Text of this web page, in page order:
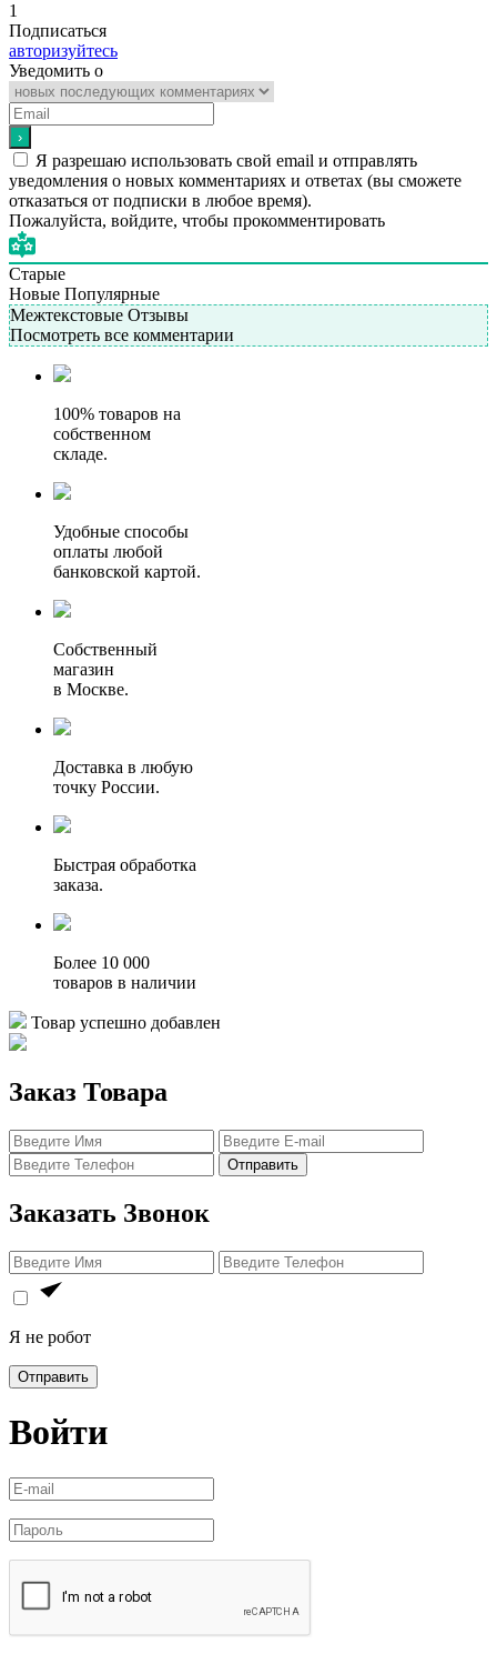
1
Подписаться
авторизуйтесь
Уведомить о
Я разрешаю использовать свой email и отправлять
уведомления о новых комментариях и ответах (вы cможете
отказаться от подписки в любое время).
Пожалуйста, войдите, чтобы прокомментировать
Старые
Новые Популярные
Межтекстовые Отзывы
Посмотреть все комментарии
100% товаров на
собственном
складе.
Удобные способы
оплаты любой
банковской картой.
Собственный
магазин
в Москве.
Доставка в любую
точку России.
Быстрая обработка
заказа.
Более 10 000
товаров в наличии
Товар успешно добавлен
Заказ Товара
Отправить
Заказать Звонок
Я не робот
Отправить
Войти